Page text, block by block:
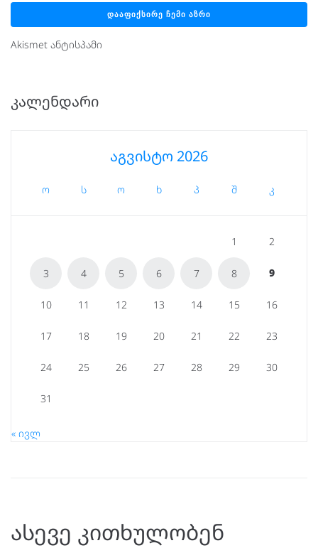
Akismet ანტისპამი
ᲙᲐᲚᲔᲜᲓᲐᲠᲘ
აგვისტო 2026
ო ს ო ხ პ შ კ
1 2
3 4 5 6 7 8 9
10 11 12 13 14 15 16
17 18 19 20 21 22 23
24 25 26 27 28 29 30
31
« ივლ
ასევე კითხულობენ